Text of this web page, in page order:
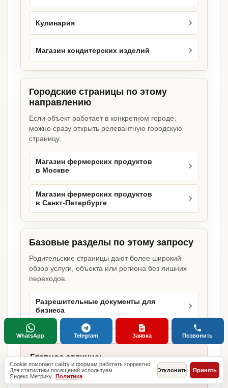
Кулинария
Магазин кондитерских изделий
Городские страницы по этому
направлению
Если объект работает в конкретном городе,
можно сразу открыть релевантную городскую
страницу.
Магазин фермерских продуктов
в Москве
Магазин фермерских продуктов
в Санкт-Петербурге
Базовые разделы по этому запросу
Родительские страницы дают более широкий
обзор услуги, объекта или региона без лишних
переходов.
Разрешительные документы для
бизнеса
Главное отличие:
не копируем шаблоны, а собираем
комплект под магазин фермерских
Cookie помогают сайту и формам работать корректно.
Для статистики посещений используем
Яндекс.Метрику. Политика
Отклонить Принять
WhatsApp Telegram Заявка Позвонить